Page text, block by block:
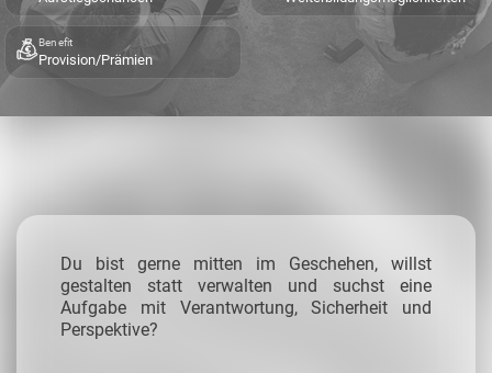
Benefit
Provision/Prämien
Du bist gerne mitten im Geschehen, willst
gestalten statt verwalten und suchst eine
Aufgabe mit Verantwortung, Sicherheit und
Perspektive?